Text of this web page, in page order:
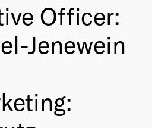
Officer:
Jenewein